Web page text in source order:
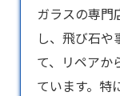
ガラスの専門
し、飛び石や
て、リペアか
ています。特